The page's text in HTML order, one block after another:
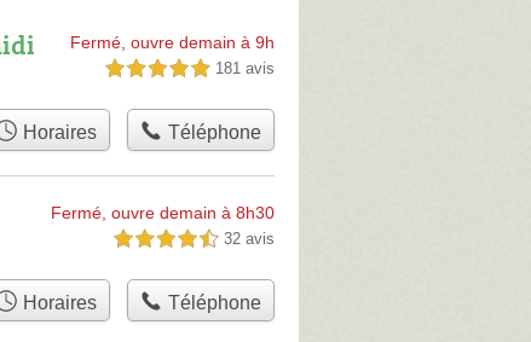
Fermé, ouvre demain à 9h
5,0 étoiles sur 5 181 avis
Horaires Téléphone
Fermé, ouvre demain à 8h30
4,5 étoiles sur 5 32 avis
Horaires Téléphone